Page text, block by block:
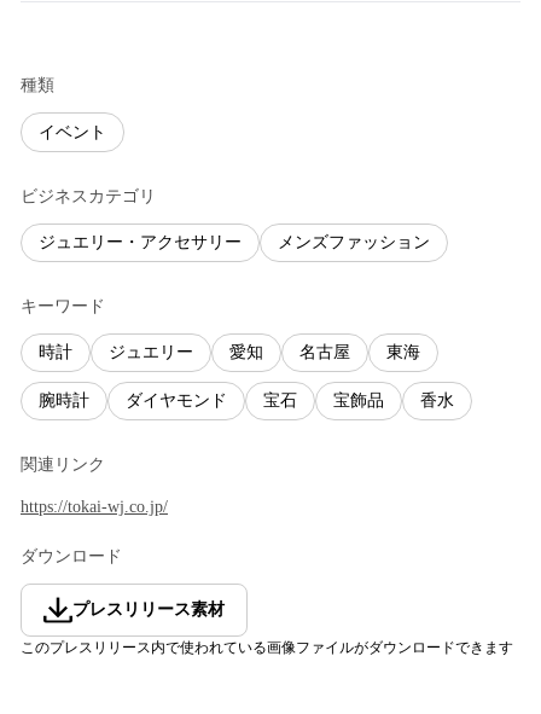
種類
イベント
ビジネスカテゴリ
ジュエリー・アクセサリー メンズファッション
キーワード
時計 ジュエリー 愛知 名古屋 東海
腕時計 ダイヤモンド 宝石 宝飾品 香水
関連リンク
https://tokai-wj.co.jp/
ダウンロード
プレスリリース素材
このプレスリリース内で使われている画像ファイルがダウンロードできます